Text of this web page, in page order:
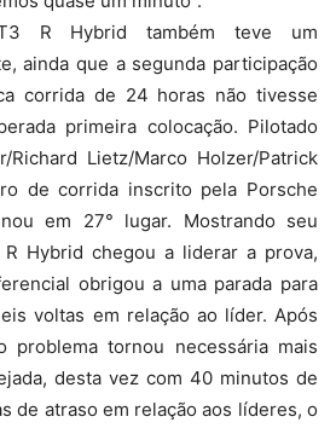
R Hybrid também teve um
ainda que a segunda participação
corrida de 24 horas não tivesse
primeira colocação. Pilotado
Lietz/Marco Holzer/Patrick
de corrida inscrito pela Porsche
em 27° lugar. Mostrando seu
Hybrid chegou a liderar a prova,
obrigou a uma parada para
voltas em relação ao líder. Após
problema tornou necessária mais
desta vez com 40 minutos de
de atraso em relação aos líderes, o